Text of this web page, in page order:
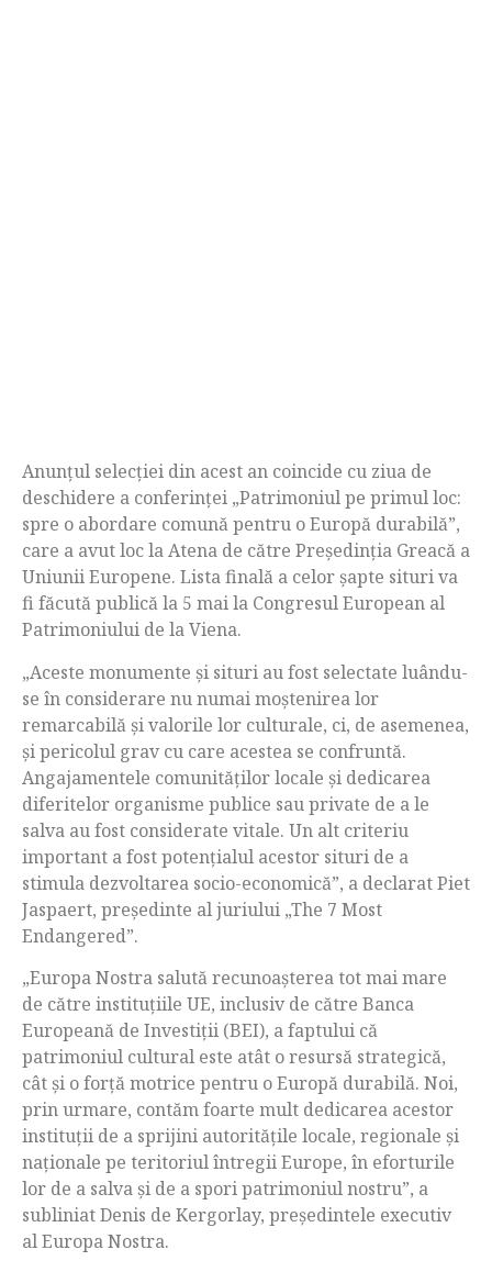
Anunțul selecției din acest an coincide cu ziua de
deschidere a conferinţei „Patrimoniul pe primul loc:
spre o abordare comună pentru o Europă durabilă”,
care a avut loc la Atena de către Președinția Greacă a
Uniunii Europene. Lista finală a celor șapte situri va
fi făcută publică la 5 mai la Congresul European al
Patrimoniului de la Viena.
„Aceste monumente și situri au fost selectate luându-
se în considerare nu numai moştenirea lor
remarcabilă și valorile lor culturale, ci, de asemenea,
şi pericolul grav cu care acestea se confruntă.
Angajamentele comunităților locale și dedicarea
diferitelor organisme publice sau private de a le
salva au fost considerate vitale. Un alt criteriu
important a fost potențialul acestor situri de a
stimula dezvoltarea socio-economică”, a declarat Piet
Jaspaert, preşedinte al juriului „The 7 Most
Endangered”.
„Europa Nostra salută recunoașterea tot mai mare
de către instituțiile UE, inclusiv de către Banca
Europeană de Investiții (BEI), a faptului că
patrimoniul cultural este atât o resursă strategică,
cât și o forță motrice pentru o Europă durabilă. Noi,
prin urmare, contăm foarte mult dedicarea acestor
instituții de a sprijini autoritățile locale, regionale și
naționale pe teritoriul întregii Europe, în eforturile
lor de a salva și de a spori patrimoniul nostru”, a
subliniat Denis de Kergorlay, președintele executiv
al Europa Nostra.